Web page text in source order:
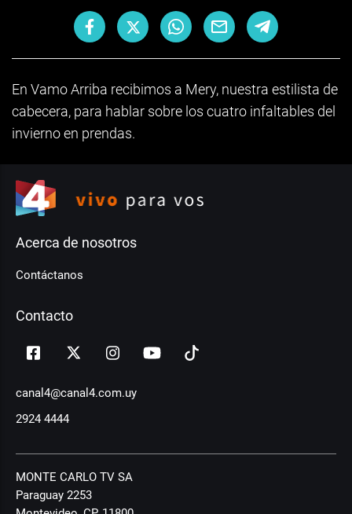
En Vamo Arriba recibimos a Mery, nuestra estilista de
cabecera, para hablar sobre los cuatro infaltables del
invierno en prendas.
Acerca de nosotros
Contáctanos
Contacto
canal4@canal4.com.uy
2924 4444
MONTE CARLO TV SA
Paraguay 2253